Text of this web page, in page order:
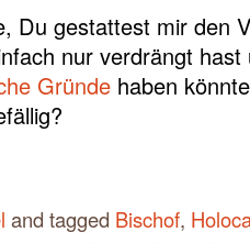
Du gestattest mir den
nur verdrängt
Gründe haben
and tagged Bischof,